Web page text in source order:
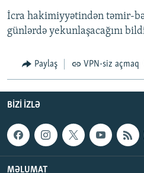
İcra hakimiyyətindən təmir-
günlərdə yekunlaşacağını
Paylaş VPN-siz açmaq
BIZI IZLƏ
MƏLUMAT